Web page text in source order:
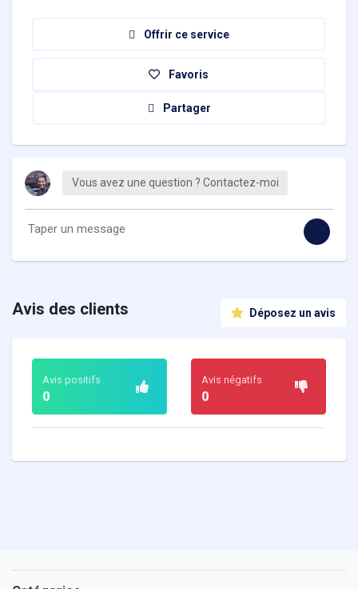
Offrir ce service
Favoris
Partager
Vous avez une question ? Contactez-moi
Déposez un avis
Avis des clients
Avis positifs
0
Avis négatifs
0